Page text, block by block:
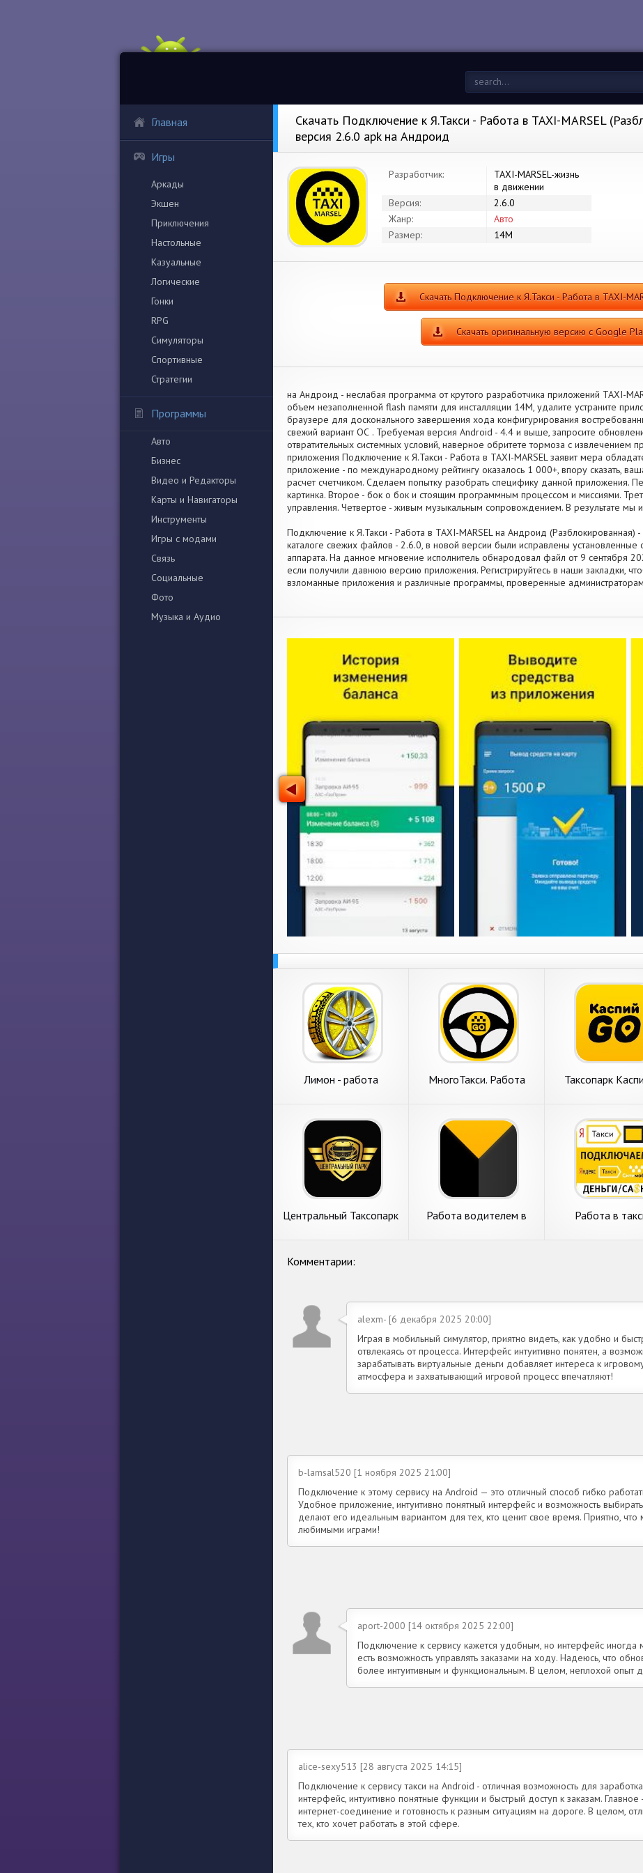
Главная
Игры
Аркады
Экшен
Приключения
Настольные
Казуальные
Логические
Гонки
RPG
Симуляторы
Спортивные
Стратегии
Программы
Авто
Бизнес
Видео и Редакторы
Карты и Навигаторы
Инструменты
Игры с модами
Связь
Социальные
Фото
Музыка и Аудио
Скачать Подключение к Я.Такси - Работа в TAXI-MARSEL
версия 2.6.0 apk на Андроид
Разработчик:
TAXI-MARSEL-жизнь
в движении
Версия:
2.6.0
Жанр:
Авто
Размер:
14M
Скачать Подключение к Я.Такси - Работа в TAXI-
Скачать оригинальную версию с Google
на Андроид - неслабая программа от крутого разработчика приложений TAXI-
объем незаполненной flash памяти для инсталляции 14M, удалите устраните
браузере для досконального завершения хода конфигурирования
свежий вариант ОС . Требуемая версия Android - 4.4 и выше, запросите
отвратительных системных условий, наверное обритете тормоза с извлечением
приложения Подключение к Я.Такси - Работа в TAXI-MARSEL заявит мера
приложение - по международному рейтингу оказалось 1 000+, впору сказать,
расчет счетчиком. Сделаем попытку разобрать специфику данной приложения.
картинка. Второе - бок о бок и стоящим программным процессом и миссиями.
управления. Четвертое - живым музыкальным сопровождением. В результате
Подключение к Я.Такси - Работа в TAXI-MARSEL на Андроид (Разблокированная)
каталоге свежих файлов - 2.6.0, в новой версии были исправлены установленные
аппарата. На данное мгновение исполнитель обнародовал файл от 9 сентября
если получили давнюю версию приложения. Регистрируйтесь в наши закладки,
взломанные приложения и различные программы, проверенные
Лимон - работа
МногоТакси. Работа
Таксопарк
Центральный Таксопарк
Работа водителем в
Работа в
Комментарии:
alexm- [6 декабря 2025 20:00]
Играя в мобильный симулятор, приятно видеть, как удобно и
отвлекаясь от процесса. Интерфейс интуитивно понятен, а
зарабатывать виртуальные деньги добавляет интереса к
атмосфера и захватывающий игровой процесс впечатляют!
b-lamsal520 [1 ноября 2025 21:00]
Подключение к этому сервису на Android — это отличный способ гибко
Удобное приложение, интуитивно понятный интерфейс и возможность
делают его идеальным вариантом для тех, кто ценит свое время. Приятно,
любимыми играми!
aport-2000 [14 октября 2025 22:00]
Подключение к сервису кажется удобным, но интерфейс иногда
есть возможность управлять заказами на ходу. Надеюсь, что
более интуитивным и функциональным. В целом, неплохой опыт
alice-sexy513 [28 августа 2025 14:15]
Подключение к сервису такси на Android - отличная возможность для
интерфейс, интуитивно понятные функции и быстрый доступ к заказам. Главное
интернет-соединение и готовность к разным ситуациям на дороге. В целом,
тех, кто хочет работать в этой сфере.